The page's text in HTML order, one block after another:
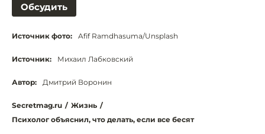
Обсудить
Источник фото: Afif Ramdhasuma/Unsplash
Источник: Михаил Лабковский
Автор: Дмитрий Воронин
Secretmag.ru / Жизнь /
Психолог объяснил, что делать, если все бесят